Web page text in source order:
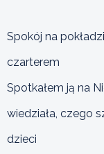
Spokój na
czarterem
Spotkałem ją na
wiedziała, czego
dzieci